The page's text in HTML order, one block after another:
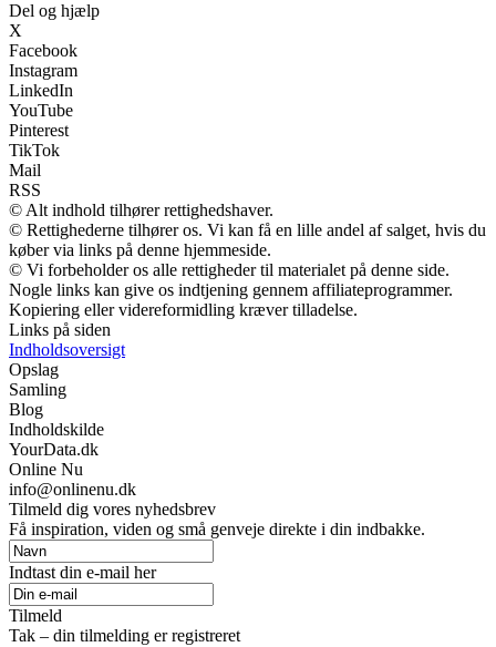
Del og hjælp
X
Facebook
Instagram
LinkedIn
YouTube
Pinterest
TikTok
Mail
RSS
© Alt indhold tilhører rettighedshaver.
© Rettighederne tilhører os. Vi kan få en lille andel af salget, hvis du
køber via links på denne hjemmeside.
© Vi forbeholder os alle rettigheder til materialet på denne side.
Nogle links kan give os indtjening gennem affiliateprogrammer.
Kopiering eller videreformidling kræver tilladelse.
Links på siden
Indholdsoversigt
Opslag
Samling
Blog
Indholdskilde
YourData.dk
Online Nu
info@onlinenu.dk
Tilmeld dig vores nyhedsbrev
Få inspiration, viden og små genveje direkte i din indbakke.
Indtast din e-mail her
Tilmeld
Tak – din tilmelding er registreret